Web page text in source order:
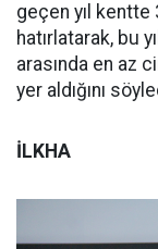
geçen yıl kentte
hatırlatarak, bu
arasında en az
yer aldığını
İLKHA